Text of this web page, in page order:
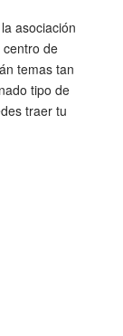
asociación
de
temas tan
tipo de
traer tu